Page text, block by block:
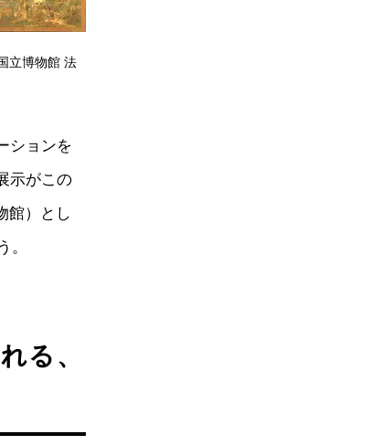
立博物館 法
ションを
示がこの
館）とし
。
る、